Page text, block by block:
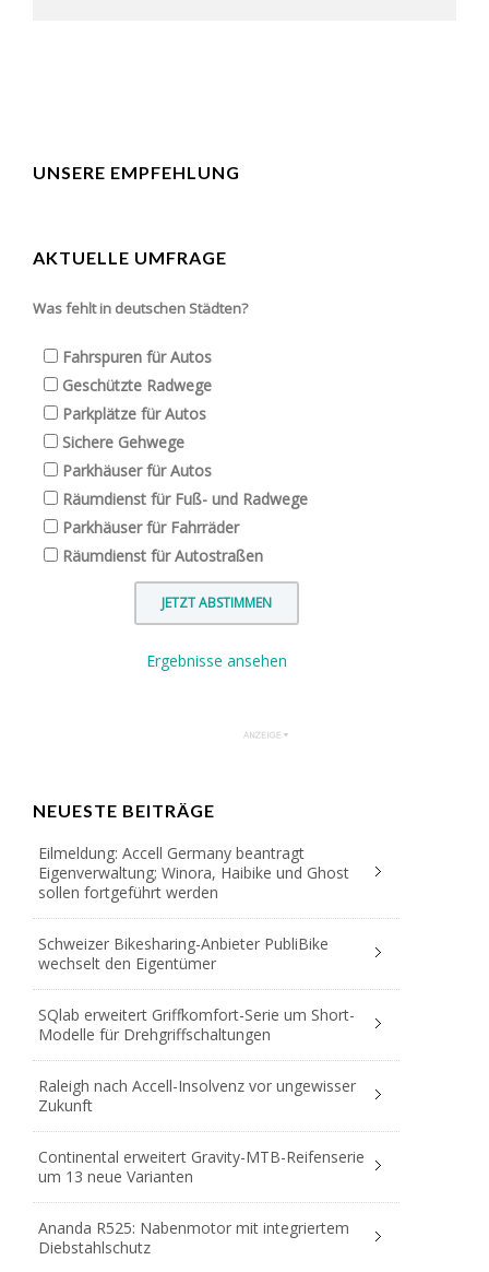
UNSERE EMPFEHLUNG
AKTUELLE UMFRAGE
Was fehlt in deutschen Städten?
Fahrspuren für Autos
Geschützte Radwege
Parkplätze für Autos
Sichere Gehwege
Parkhäuser für Autos
Räumdienst für Fuß- und Radwege
Parkhäuser für Fahrräder
Räumdienst für Autostraßen
Ergebnisse ansehen
NEUESTE BEITRÄGE
Eilmeldung: Accell Germany beantragt
Eigenverwaltung; Winora, Haibike und Ghost
sollen fortgeführt werden
Schweizer Bikesharing-Anbieter PubliBike
wechselt den Eigentümer
SQlab erweitert Griffkomfort-Serie um Short-
Modelle für Drehgriffschaltungen
Raleigh nach Accell-Insolvenz vor ungewisser
Zukunft
Continental erweitert Gravity-MTB-Reifenserie
um 13 neue Varianten
Ananda R525: Nabenmotor mit integriertem
Diebstahlschutz